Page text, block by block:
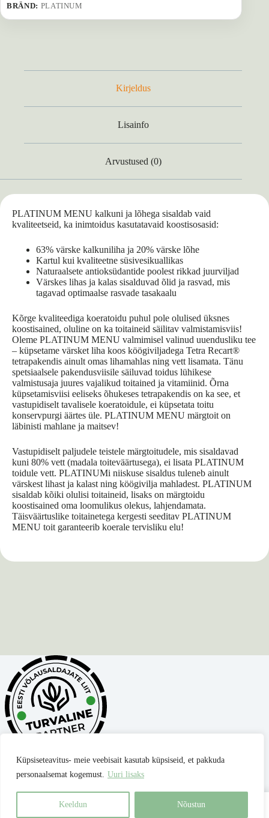
Küpsiseteavitus- meie veebisait kasutab küpsiseid, et pakkuda
personaalsemat kogemust. Uuri lisaks
Keeldun Nõustun
BRÄND: PLATINUM
Kirjeldus
Lisainfo
Arvustused (0)
PLATINUM MENU kalkuni ja lõhega sisaldab vaid
kvaliteetseid, ka inimtoidus kasutatavaid koostisosasid:
63% värske kalkuniliha ja 20% värske lõhe
Kartul kui kvaliteetne süsivesikuallikas
Naturaalsete antioksüdantide poolest rikkad juurviljad
Värskes lihas ja kalas sisalduvad õlid ja rasvad, mis
tagavad optimaalse rasvade tasakaalu
Kõrge kvaliteediga koeratoidu puhul pole olulised üksnes
koostisained, oluline on ka toitaineid säilitav valmistamisviis!
Oleme PLATINUM MENU valmimisel valinud uuendusliku tee
– küpsetame värsket liha koos köögiviljadega Tetra Recart®
tetrapakendis ainult omas lihamahlas ning vett lisamata. Tänu
spetsiaalsele pakendusviisile säiluvad toidus lühikese
valmistusaja juures vajalikud toitained ja vitamiinid. Õrna
küpsetamisviisi eeliseks õhukeses tetrapakendis on ka see, et
vastupidiselt tavalisele koeratoidule, ei küpsetata toitu
konservpurgi äärtes üle. PLATINUM MENU märgtoit on
läbinisti mahlane ja maitsev!
Vastupidiselt paljudele teistele märgtoitudele, mis sisaldavad
kuni 80% vett (madala toiteväärtusega), ei lisata PLATINUM
toidule vett. PLATINUMi niiskuse sisaldus tuleneb ainult
värskest lihast ja kalast ning köögivilja mahladest. PLATINUM
sisaldab kõiki olulisi toitaineid, lisaks on märgtoidu
koostisained oma loomulikus olekus, lahjendamata.
Täisväärtuslike toitainetega kergesti seeditav PLATINUM
MENU toit garanteerib koerale tervisliku elu!
Privaatsuspoliitika
Müügitingimused
Parima hinna garantii